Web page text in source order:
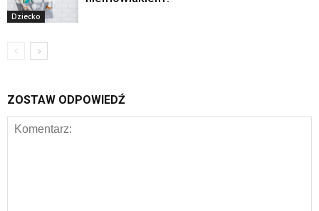
Dziecko
ZOSTAW ODPOWIEDŹ